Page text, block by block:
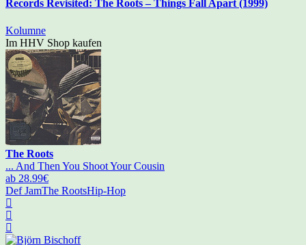
Records Revisited: The Roots – Things Fall Apart (1999)
Kolumne
Im HHV Shop kaufen
The Roots
... And Then You Shoot Your Cousin
ab 28.99€
Def JamThe RootsHip-Hop